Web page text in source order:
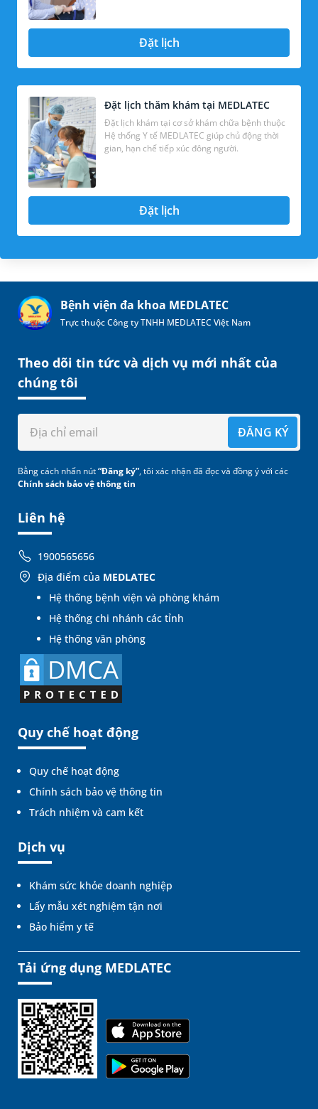
Đặt lịch
Đặt lịch thăm khám tại MEDLATEC
Đặt lịch khám tại cơ sở khám chữa bệnh thuộc
Hệ thống Y tế MEDLATEC giúp chủ động thời
gian, hạn chế tiếp xúc đông người.
Đặt lịch
Bệnh viện đa khoa MEDLATEC
Trực thuộc Công ty TNHH MEDLATEC Việt Nam
Liên hệ
1900565656
Địa điểm của MEDLATEC
Hệ thống bệnh viện và phòng khám
Hệ thống chi nhánh các tỉnh
Hệ thống văn phòng
Quy chế hoạt động
Quy chế hoạt động
Chính sách bảo vệ thông tin
Trách nhiệm và cam kết
Dịch vụ
Khám sức khỏe doanh nghiệp
Lấy mẫu xét nghiệm tận nơi
Bảo hiểm y tế
Theo dõi tin tức và dịch vụ mới nhất của
chúng tôi
ĐĂNG KÝ
Bằng cách nhấn nút“Đăng ký”, tôi xác nhận đã đọc và đồng ý với các
Chính sách bảo vệ thông tin
Tải ứng dụng MEDLATEC